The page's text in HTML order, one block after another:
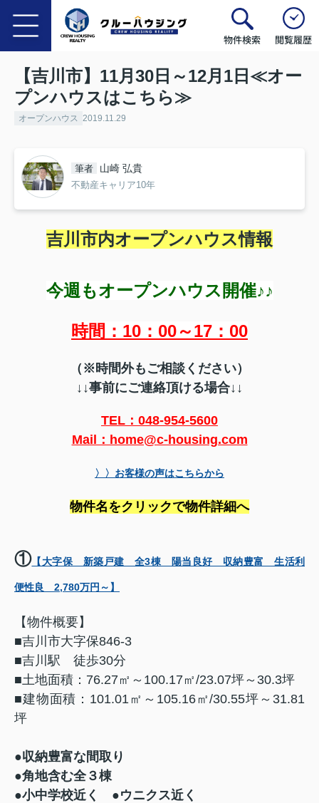
物件検索 閲覧履歴
【吉川市】11月30日～12月1日≪オー
プンハウスはこちら≫
オープンハウス 2019.11.29
筆者 山崎 弘貴
不動産キャリア10年
吉川市内オープンハウス情報
今週もオープンハウス開催♪♪
時間：10：00～17：00
（※時間外もご相談ください）
↓↓事前にご連絡頂ける場合↓↓
TEL：048-954-5600
Mail：home@c-housing.com
〉〉お客様の声はこちらから
物件名をクリックで物件詳細へ
①【大字保 新築戸建 全3棟 陽当良好 収納豊富 生活利
便性良 2,780万円～】
【物件概要】
■吉川市大字保846-3
■吉川駅 徒歩30分
■土地面積：76.27㎡～100.17㎡/23.07坪～30.3坪
■建物面積：101.01㎡～105.16㎡/30.55坪～31.81
坪
●収納豊富な間取り
●角地含む全３棟
●小中学校近く ●ウニクス近く